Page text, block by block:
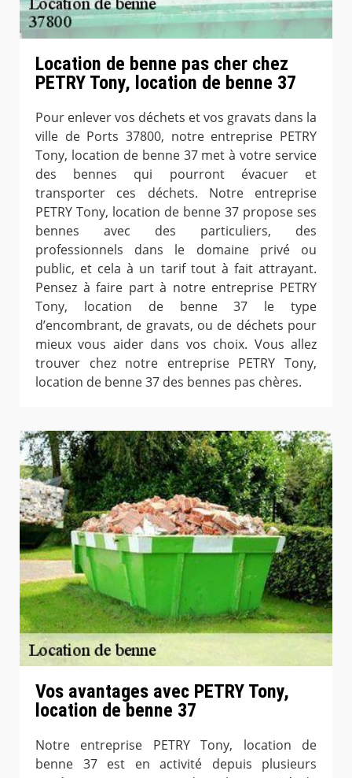
Location de benne pas cher chez
PETRY Tony, location de benne 37
Pour enlever vos déchets et vos gravats dans la
ville de Ports 37800, notre entreprise PETRY
Tony, location de benne 37 met à votre service
des bennes qui pourront évacuer et
transporter ces déchets. Notre entreprise
PETRY Tony, location de benne 37 propose ses
bennes avec des particuliers, des
professionnels dans le domaine privé ou
public, et cela à un tarif tout à fait attrayant.
Pensez à faire part à notre entreprise PETRY
Tony, location de benne 37 le type
d’encombrant, de gravats, ou de déchets pour
mieux vous aider dans vos choix. Vous allez
trouver chez notre entreprise PETRY Tony,
location de benne 37 des bennes pas chères.
Vos avantages avec PETRY Tony,
location de benne 37
Notre entreprise PETRY Tony, location de
benne 37 est en activité depuis plusieurs